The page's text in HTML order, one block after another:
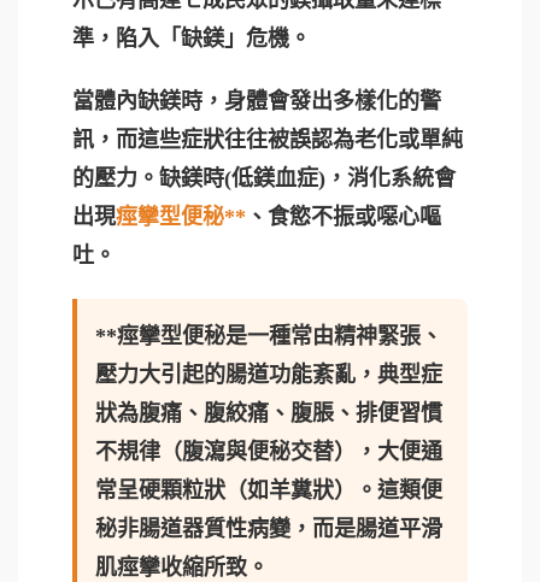
準，陷入「缺鎂」危機。
當體內缺鎂時，身體會發出多樣化的警
訊，而這些症狀往往被誤認為老化或單純
的壓力。缺鎂時(低鎂血症)，消化系統會
出現痙攣型便秘** 、食慾不振或噁心嘔
吐。
**痙攣型便秘是一種常由精神緊張、
壓力大引起的腸道功能紊亂，典型症
狀為腹痛、腹絞痛、腹脹、排便習慣
不規律（腹瀉與便秘交替），大便通
常呈硬顆粒狀（如羊糞狀）。這類便
秘非腸道器質性病變，而是腸道平滑
肌痙攣收縮所致。